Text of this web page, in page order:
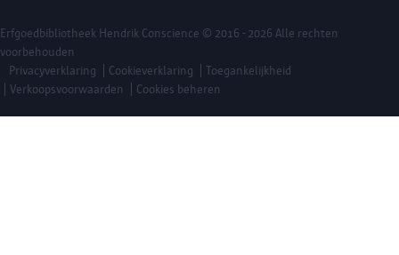
Erfgoedbibliotheek Hendrik Conscience © 2016 - 2026 Alle rechten
voorbehouden
Privacyverklaring
Cookieverklaring
Toegankelijkheid
Verkoopsvoorwaarden
Cookies beheren